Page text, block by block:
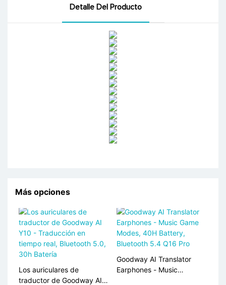
Detalle Del Producto
Más opciones
Los auriculares de
traductor de Goodway AI
Goodway AI Translator
Earphones - Music